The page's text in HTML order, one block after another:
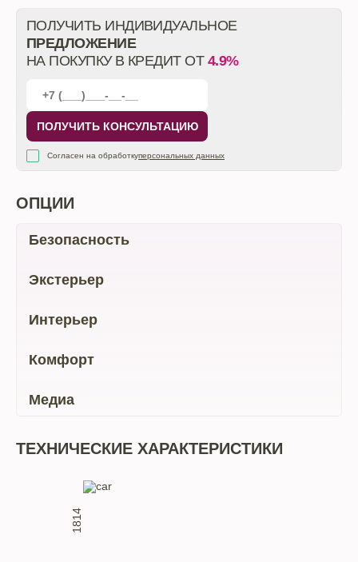
ПОЛУЧИТЬ ИНДИВИДУАЛЬНОЕ
ПРЕДЛОЖЕНИЕ
НА ПОКУПКУ В КРЕДИТ ОТ 4.9%
ПОЛУЧИТЬ КОНСУЛЬТАЦИЮ
Согласен на обработкуперсональных данных
ОПЦИИ
Безопасность
Экстерьер
Интерьер
Комфорт
Медиа
ТЕХНИЧЕСКИЕ ХАРАКТЕРИСТИКИ
1814